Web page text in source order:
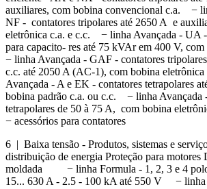
auxiliares, com bobina convencional c.a. −
NF - contatores tripolares até 2650 A e
eletrônica c.a. e c.c. − linha Avançada - UA -
para capacito- res até 75 kVAr em 400 V,
− linha Avançada - GAF - contatores
c.c. até 2050 A (AC-1), com bobina
Avançada - A e EK - contatores tetrapolares
bobina padrão c.a. ou c.c. − linha Avançada
tetrapolares de 50 à 75 A, com bobina
− acessórios para contatores
6 | Baixa tensão - Produtos, sistemas e
distribuição de energia Proteção para motores
moldada − linha Formula - 1, 2, 3 e 4
15... 630 A - 2.5 - 100 kA até 550 V − linha